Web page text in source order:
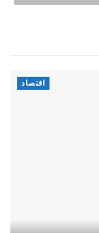
اقتصاد